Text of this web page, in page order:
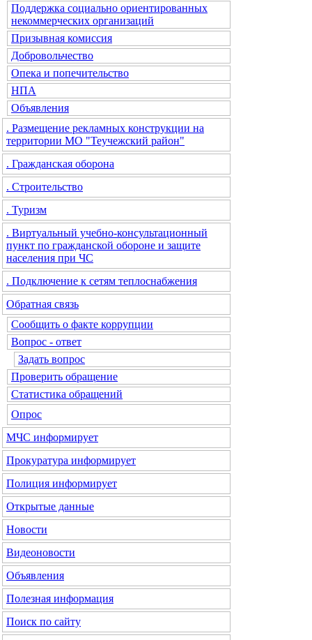
Поддержка социально ориентированных
некоммерческих организаций
Призывная комиссия
Добровольчество
Опека и попечительство
НПА
Объявления
. Размещение рекламных конструкции на
территории МО "Теучежский район"
. Гражданская оборона
. Строительство
. Туризм
. Виртуальный учебно-консультационный
пункт по гражданской обороне и защите
населения при ЧС
. Подключение к сетям теплоснабжения
Обратная связь
Сообщить о факте коррупции
Вопрос - ответ
Задать вопрос
Проверить обращение
Статистика обращений
Опрос
МЧС информирует
Прокуратура информирует
Полиция информирует
Открытые данные
Новости
Видеоновости
Объявления
Полезная информация
Поиск по сайту